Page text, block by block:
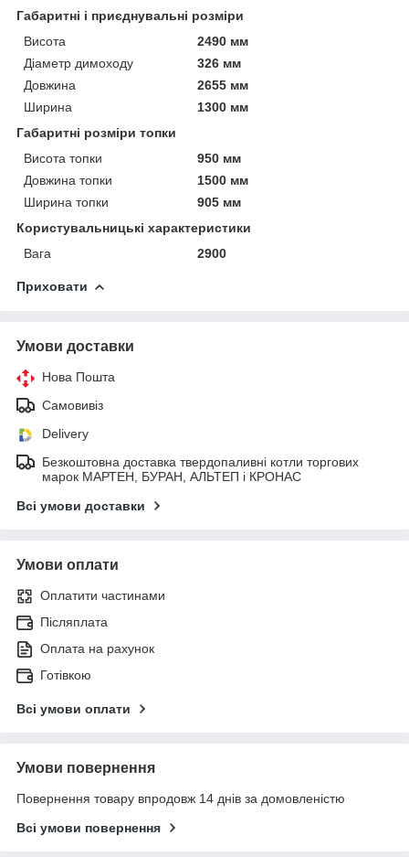
Габаритні і приєднувальні розміри
Висота
2490 мм
Діаметр димоходу
326 мм
Довжина
2655 мм
Ширина
1300 мм
Габаритні розміри топки
Висота топки
950 мм
Довжина топки
1500 мм
Ширина топки
905 мм
Користувальницькі характеристики
Вага
2900
Приховати
Умови доставки
Нова Пошта
Самовивіз
Delivery
Безкоштовна доставка твердопаливні котли торгових
марок МАРТЕН, БУРАН, АЛЬТЕП і КРОНАС
Всі умови доставки
Умови оплати
Оплатити частинами
Післяплата
Оплата на рахунок
Готівкою
Всі умови оплати
Умови повернення
Повернення товару впродовж 14 днів за домовленістю
Всі умови повернення